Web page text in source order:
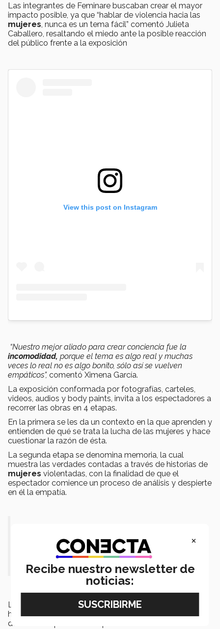
Las integrantes de Feminare buscaban crear el mayor
impacto posible, ya que “hablar de violencia hacia las
mujeres, nunca es un tema fácil” comentó Julieta
Caballero, resaltando el miedo ante la posible reacción
del público frente a la exposición
View this post on Instagram
“Nuestro mejor aliado para crear conciencia fue la
incomodidad, porque el tema es algo real y muchas
veces lo real no es algo bonito,sólo así se vuelven
empáticos”, comentó Ximena García.
La exposición conformada por fotografías, carteles,
videos, audios y body paints, invita a los espectadores a
recorrer las obras en 4 etapas.
En la primera se les da un contexto en la que aprenden y
entienden de qué se trata la lucha de las mujeres y hace
cuestionar la razón de ésta.
La segunda etapa se denomina memoria, la cual
muestra las verdades contadas a través de historias de
mujeres violentadas, con la finalidad de que el
espectador comience un proceso de análisis y despierte
en él la empatía.
lo real no es algo bonito".- Ximena
García
La tercera etapa llamada resistencia, muestra el lado
humano enseñando la razón de las marchas y la forma
de defensa que se realiza para evitar más violencia.
×
Recibe nuestro newsletter de
noticias: